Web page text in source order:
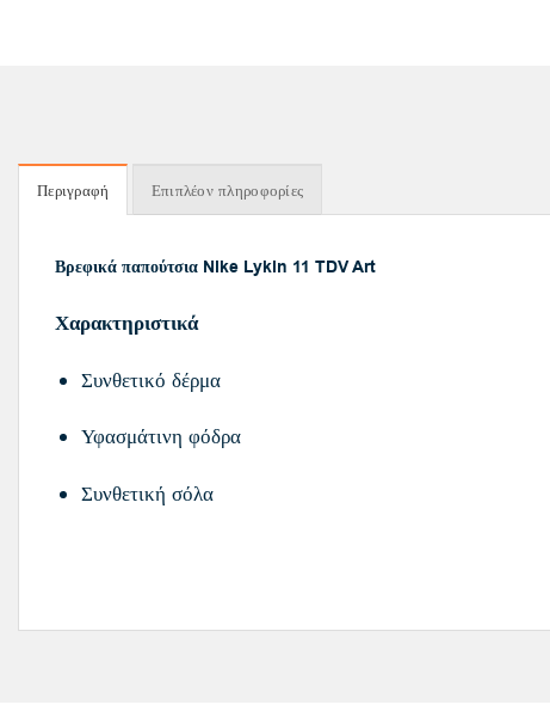
Περιγραφή Επιπλέον πληροφορίες
Βρεφικά παπούτσια Nike Lykin 11 TDV Art
Χαρακτηριστικά
Συνθετικό δέρμα
Υφασμάτινη φόδρα
Συνθετική σόλα